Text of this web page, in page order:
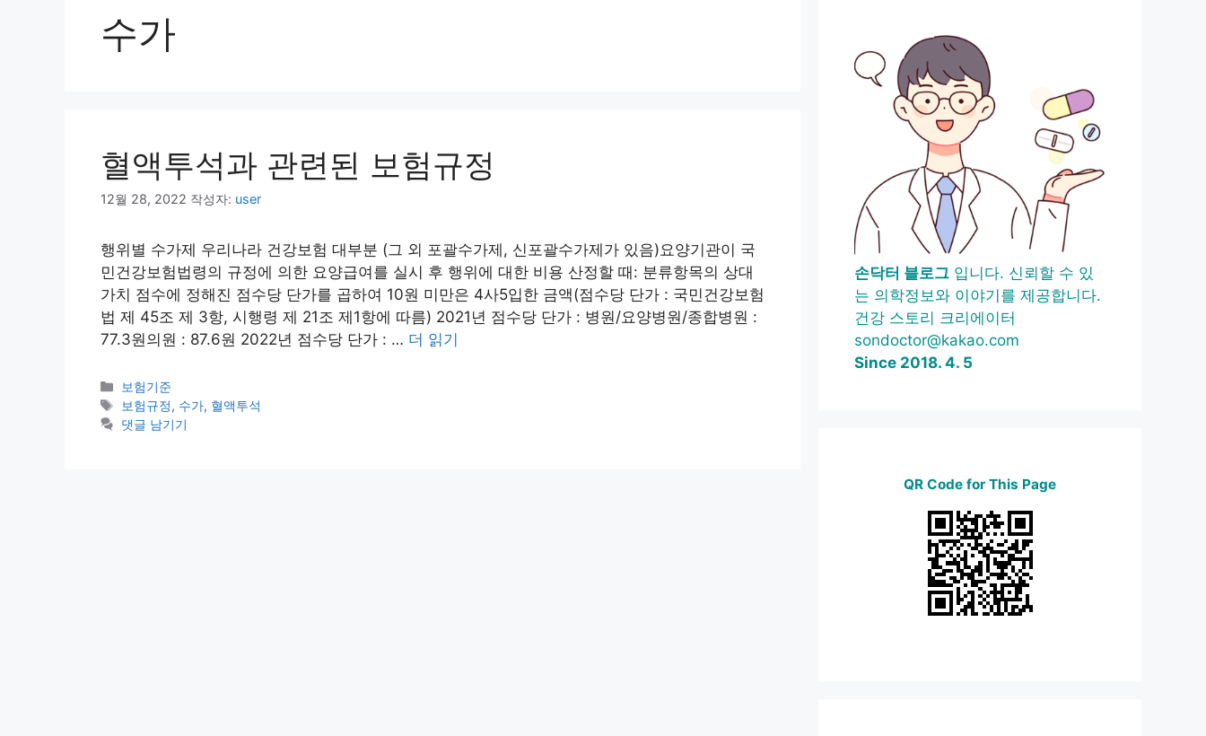
수가
혈액투석과 관련된 보험규정
12월 28, 2022 작성자: user
행위별 수가제 우리나라 건강보험 대부분 (그 외 포괄수가제, 신포괄수가제가 있음)요양기관이 국
민건강보험법령의 규정에 의한 요양급여를 실시 후 행위에 대한 비용 산정할 때: 분류항목의 상대
가치 점수에 정해진 점수당 단가를 곱하여 10원 미만은 4사5입한 금액(점수당 단가 : 국민건강보험
법 제 45조 제 3항, 시행령 제 21조 제1항에 따름) 2021년 점수당 단가 : 병원/요양병원/종합병원 :
77.3원의원 : 87.6원 2022년 점수당 단가 : … 더 읽기
카
테
고
보험기준
태
그
보험규정, 수가, 혈액투석
댓글 남기기
손닥터 블로그 입니다. 신뢰할 수 있
는 의학정보와 이야기를 제공합니다.
건강 스토리 크리에이터
sondoctor@kakao.com
Since 2018. 4. 5
QR Code for This Page